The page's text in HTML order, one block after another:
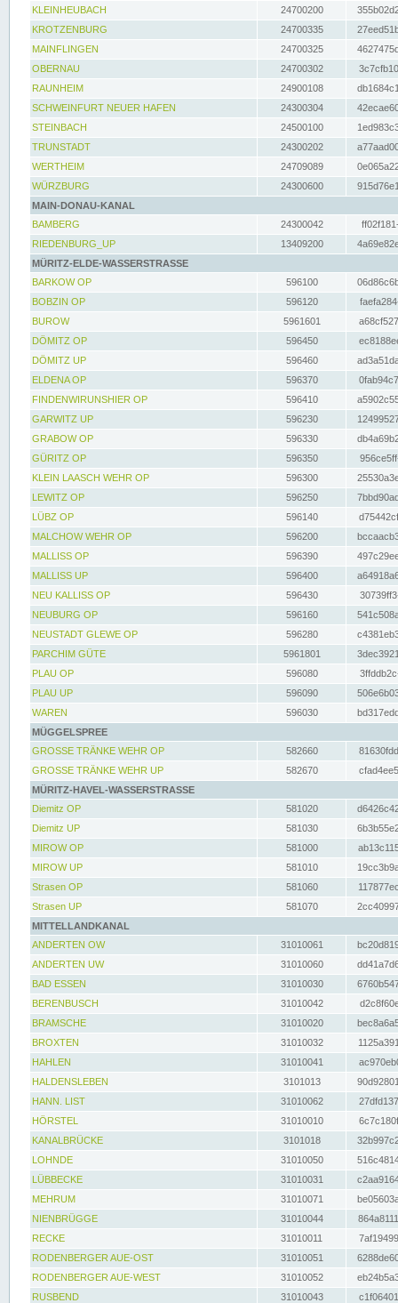
KLEINHEUBACH 24700200
KROTZENBURG
24700335
MAINFLINGEN
24700325
OBERNAU
24700302
RAUNHEIM
24900108
SCHWEINFURT NEUER HAFEN
24300304
STEINBACH
24500100
TRUNSTADT
24300202
WERTHEIM
24709089
WÜRZBURG
24300600
MAIN-DONAU-KANAL
BAMBERG
24300042
RIEDENBURG_UP
13409200
MÜRITZ-ELDE-WASSERSTRASSE
BARKOW OP
596100
BOBZIN OP
596120
BUROW
5961601
DÖMITZ OP
596450
DÖMITZ UP
596460
ELDENA OP
596370
FINDENWIRUNSHIER OP
596410
GARWITZ UP
596230
GRABOW OP
596330
GÜRITZ OP
596350
KLEIN LAASCH WEHR OP
596300
LEWITZ OP
596250
LÜBZ OP
596140
MALCHOW WEHR OP
596200
MALLISS OP
596390
MALLISS UP
596400
NEU KALLISS OP
596430
NEUBURG OP
596160
NEUSTADT GLEWE OP
596280
PARCHIM GÜTE
5961801
PLAU OP
596080
PLAU UP
596090
WAREN
596030
MÜGGELSPREE
GROSSE TRÄNKE WEHR OP
582660
GROSSE TRÄNKE WEHR UP
582670
MÜRITZ-HAVEL-WASSERSTRASSE
Diemitz OP
581020
Diemitz UP
581030
MIROW OP
581000
MIROW UP
581010
Strasen OP
581060
Strasen UP
581070
MITTELLANDKANAL
ANDERTEN OW
31010061
ANDERTEN UW
31010060
BAD ESSEN
31010030
BERENBUSCH
31010042
BRAMSCHE
31010020
BROXTEN
31010032
HAHLEN
31010041
HALDENSLEBEN
3101013
HANN. LIST
31010062
HÖRSTEL
31010010
KANALBRÜCKE
3101018
LOHNDE
31010050
LÜBBECKE
31010031
MEHRUM
31010071
NIENBRÜGGE
31010044
RECKE
31010011
RODENBERGER AUE-OST
31010051
RODENBERGER AUE-WEST
31010052
RUSBEND
31010043